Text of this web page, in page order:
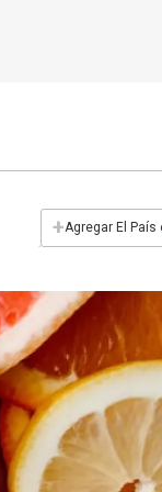
+Agregar El País